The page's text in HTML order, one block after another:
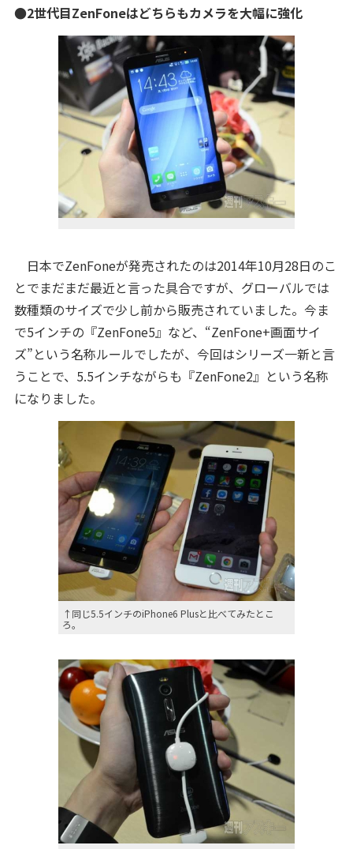
●2世代目ZenFoneはどちらもカメラを大幅に強化
日本でZenFoneが発売されたのは2014年10月28日のこ
とでまだまだ最近と言った具合ですが、グローバルでは
数種類のサイズで少し前から販売されていました。今ま
で5インチの『ZenFone5』など、“ZenFone+画面サイ
ズ”という名称ルールでしたが、今回はシリーズ一新と言
うことで、5.5インチながらも『ZenFone2』という名称
になりました。
↑同じ5.5インチのiPhone6 Plusと比べてみたとこ
ろ。